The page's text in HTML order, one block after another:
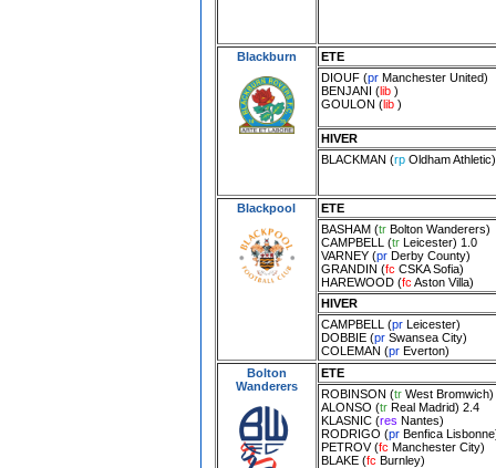
Blackburn
ETE
DIOUF(pr Manchester United)
BENJANI (lib )
GOULON (lib )
HIVER
BLACKMAN (rp Oldham Athletic)
Blackpool
ETE
BASHAM(tr Bolton Wanderers)
CAMPBELL (tr Leicester) 1.0
VARNEY(pr Derby County)
GRANDIN (fc CSKA Sofia)
HAREWOOD(fc Aston Villa)
HIVER
CAMPBELL (pr Leicester)
DOBBIE(pr Swansea City)
COLEMAN (pr Everton)
Bolton
Wanderers
ETE
ROBINSON (tr West Bromwich)
ALONSO (tr Real Madrid) 2.4
KLASNIC(res Nantes)
RODRIGO (pr Benfica Lisbonne
PETROV(fc Manchester City)
BLAKE(fc Burnley)